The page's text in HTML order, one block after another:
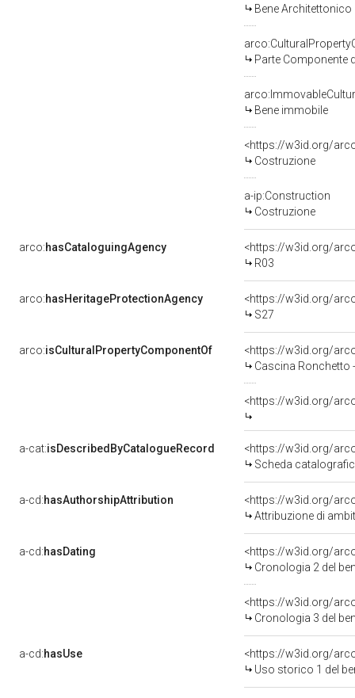
Bene
Parte Componente
Bene immobile
<https://w3id.org/
Costruzione
a-ip:Construction
Costruzione
arco:hasCataloguingAgency
<https://w3id.org/
R03
arco:hasHeritageProtectionAgency
<https://w3id.org/
S27
arco:isCulturalPropertyComponentOf
<https://w3id.org/
Cascina
<https://w3id.org/
a-cat:isDescribedByCatalogueRecord
<https://w3id.org/
Scheda
a-cd:hasAuthorshipAttribution
Attribuzione di
a-cd:hasDating
<https://w3id.org/
Cronologia 2 del
<https://w3id.org/
Cronologia 3 del
a-cd:hasUse
<https://w3id.org/
Uso storico 1 del